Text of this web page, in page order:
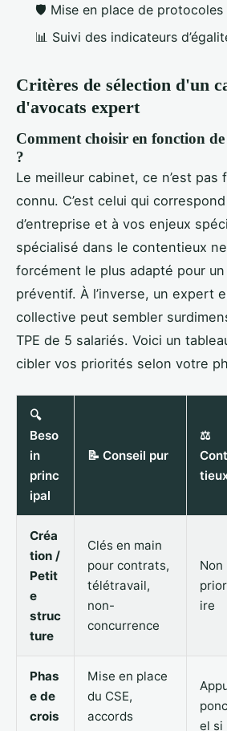
🛡️ Mise en place de protocoles
📊 Suivi des indicateurs
Critères de sélection d'un
d'avocats expert
Comment choisir en fonction de
?
Le meilleur cabinet, ce n’est pas
connu. C’est celui qui
d’entreprise et à vos enjeux
spécialisé dans le contentieux
forcément le plus adapté pour
préventif. À l’inverse, un expert
collective peut sembler
TPE de 5 salariés. Voici un
cibler vos priorités selon votre
🔍
Beso
in
princ
ipal
📝 Conseil pur
⚖️
Créa
tion /
Petit
e
struc
ture
Clés en main
pour contrats,
télétravail,
non-
concurrence
Non
ire
Phas
e de
crois
Mise en place
du CSE,
accords
el si